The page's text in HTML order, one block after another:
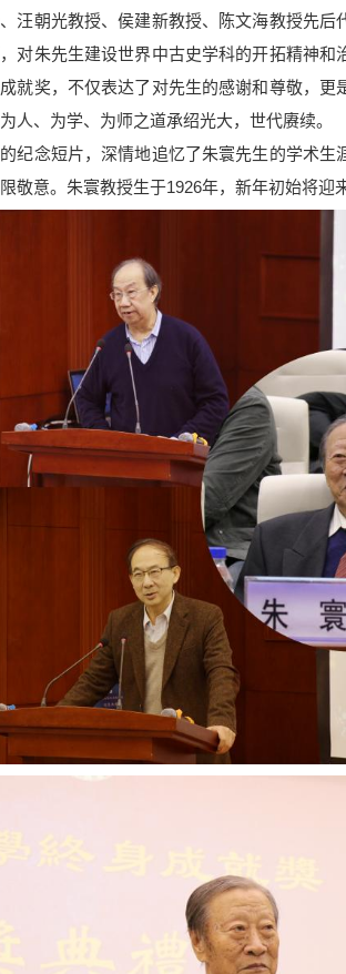
朝光教授、侯建新教授、陈文海教授先后
对朱先生建设世界中古史学科的开拓精神
就奖，不仅表达了对先生的感谢和尊敬，
人、为学、为师之道承绍光大，世代赓续。
念短片，深情地追忆了朱寰先生的学术生
敬意。朱寰教授生于1926年，新年初始将迎